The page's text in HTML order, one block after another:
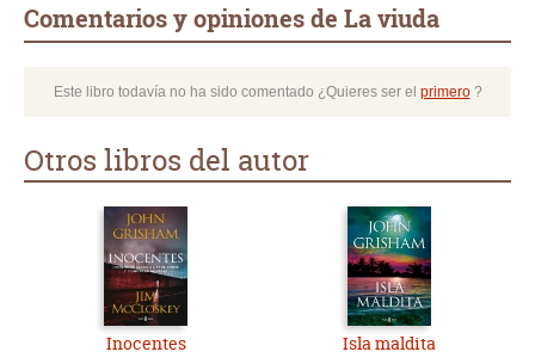
Comentarios y opiniones de La viuda
Este libro todavía no ha sido comentado ¿Quieres ser el primero?
Otros libros del autor
Inocentes Isla maldita